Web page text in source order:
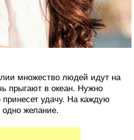
множество людей идут на
прыгают в океан. Нужно
удачу. На каждую
одно желание.